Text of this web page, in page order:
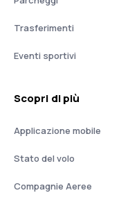
Trasferimenti
Eventi sportivi
Scopri di più
Applicazione mobile
Stato del volo
Compagnie Aeree